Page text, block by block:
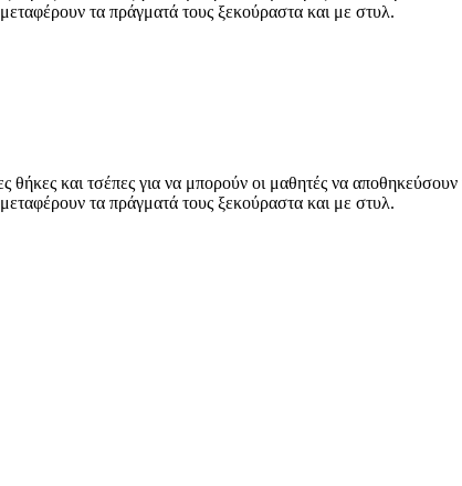
τα πράγματά τους ξεκούραστα και με στυλ.
και τσέπες για να μπορούν οι μαθητές να
τα πράγματά τους ξεκούραστα και με στυλ.